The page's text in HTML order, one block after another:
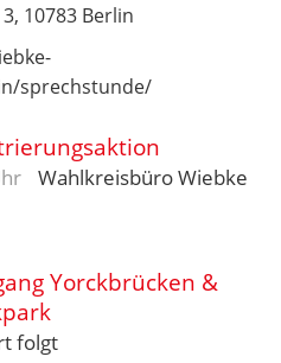
10783 Berlin
sprechstunde/
Wahlkreisbüro Wiebke
Yorckbrücken &
folgt